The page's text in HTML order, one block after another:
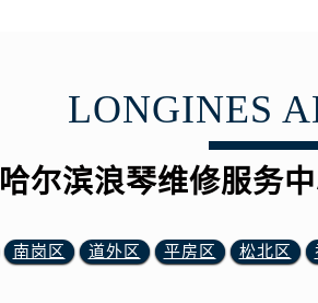
LONGINES
哈尔滨浪琴维修服务
南岗区 道外区 平房区 松北区